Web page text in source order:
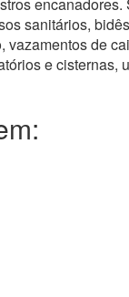
sanitários,
de
e cisternas,